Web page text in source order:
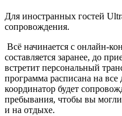
Для иностранных гостей
сопровождения.
Всё начинается с онлайн-
составляется заранее, до
встретит персональный
программа расписана на
координатор будет
пребывания, чтобы вы
и на отдыхе.